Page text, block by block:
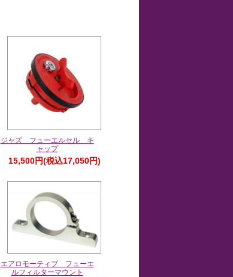
ジャズ フューエルセル キ
ャップ
15,500円(税込17,050円)
エアロモーティブ フューエ
ルフィルターマウント